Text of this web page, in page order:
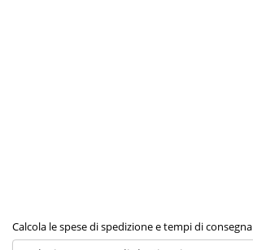
Calcola le spese di spedizione e tempi di consegna